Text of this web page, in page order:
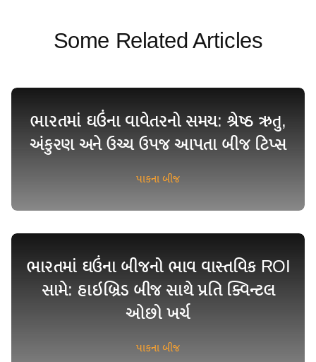
Some Related Articles
ભારતમાં ઘઉંના વાવેતરનો સમય: શ્રેષ્ઠ ઋતુ,
અંકુરણ અને ઉચ્ચ ઉપજ આપતા બીજ ટિપ્સ
પાકના બીજ
ભારતમાં ઘઉંના બીજનો ભાવ વાસ્તવિક ROI
સામે: હાઇબ્રિડ બીજ સાથે પ્રતિ ક્વિન્ટલ
ઓછો ખર્ચ
પાકના બીજ